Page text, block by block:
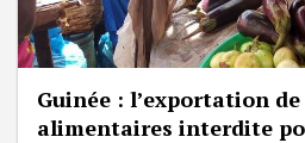
Guinée : l’exportation
alimentaires interdite